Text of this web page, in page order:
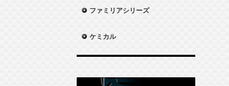
ファミリアシリーズ
ケミカル